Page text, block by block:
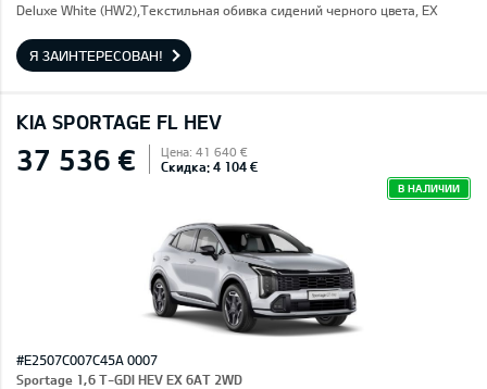
Deluxe White (HW2),Текстильная обивка сидений черного цвета, EX
Я ЗАИНТЕРЕСОВАН!
KIA SPORTAGE FL HEV
37 536 € Цена: 41 640 €
Скидка: 4 104 €
В НАЛИЧИИ
#E2507C007C45A 0007
Sportage 1,6 T-GDI HEV EX 6AT 2WD